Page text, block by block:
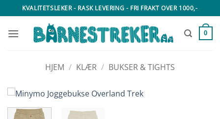
to
content
KVALITETSLEKER - RASK LEVERING - FRI FRAKT OVER 1000,-
0
HJEM / KLÆR / BUKSER & TIGHTS